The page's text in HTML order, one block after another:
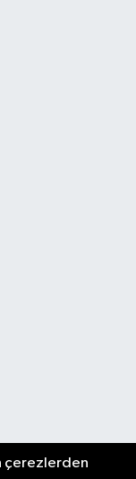
çerezlerden